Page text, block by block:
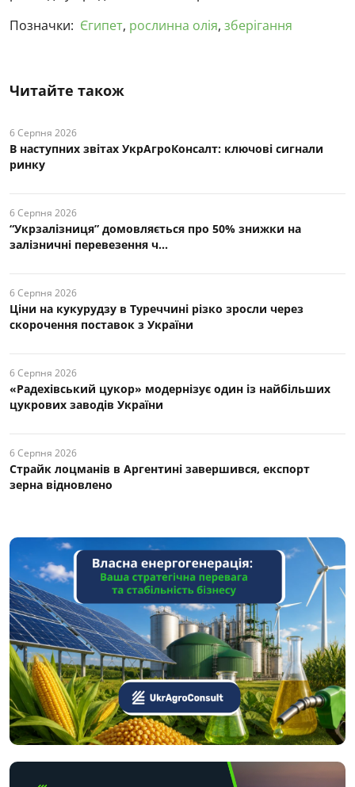
Позначки: Єгипет, рослинна олія, зберігання
Читайте також
6 Серпня 2026
В наступних звітах УкрАгроКонсалт: ключові cигнали
ринку
6 Серпня 2026
“Укрзалізниця” домовляється про 50% знижки на
залізничні перевезення ч...
6 Серпня 2026
Ціни на кукурудзу в Туреччині різко зросли через
скорочення поставок з України
6 Серпня 2026
«Радехівський цукор» модернізує один із найбільших
цукрових заводів України
6 Серпня 2026
Страйк лоцманів в Аргентині завершився, експорт
зерна відновлено